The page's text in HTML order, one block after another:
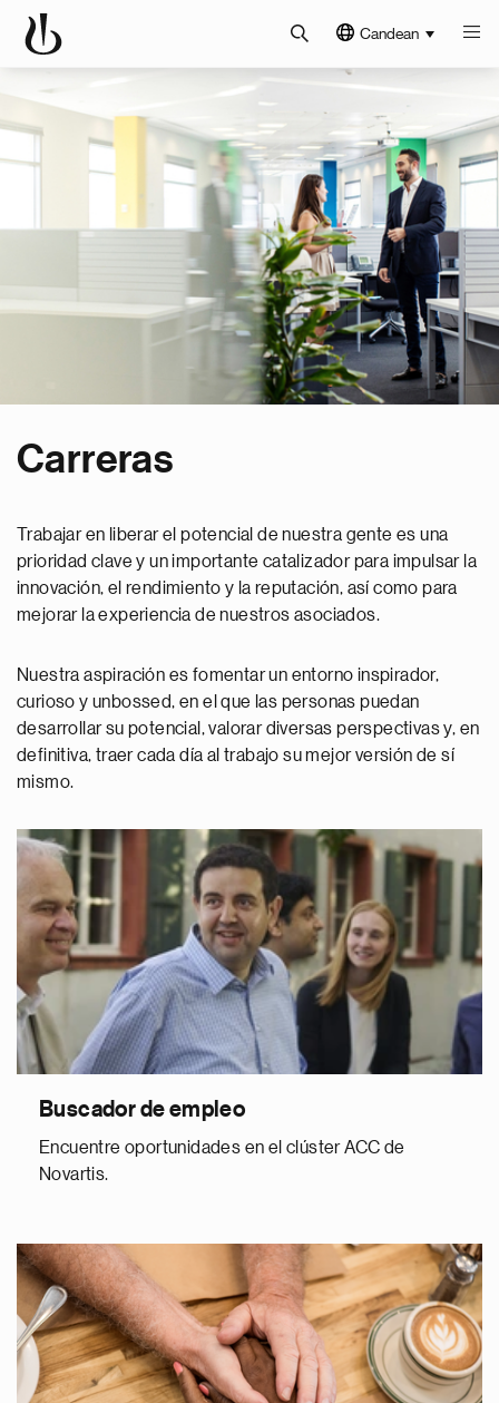
Candean
Carreras
Trabajar en liberar el potencial de nuestra gente es una
prioridad clave y un importante catalizador para impulsar la
innovación, el rendimiento y la reputación, así como para
mejorar la experiencia de nuestros asociados.
Nuestra aspiración es fomentar un entorno inspirador,
curioso y unbossed, en el que las personas puedan
desarrollar su potencial, valorar diversas perspectivas y, en
definitiva, traer cada día al trabajo su mejor versión de sí
mismo.
Buscador de empleo
Encuentre oportunidades en el clúster ACC de
Novartis.